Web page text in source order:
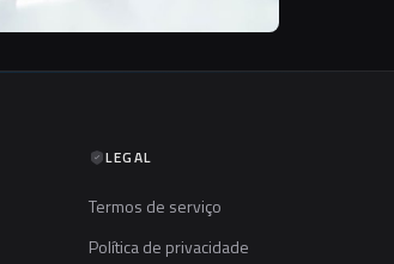
LEGAL
Termos de serviço
Política de privacidade